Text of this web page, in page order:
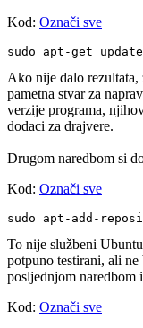
Kod: Označi sve
sudo apt-get
Ako nije dalo rezultata,
pametna stvar za
verzije programa,
dodaci za drajvere.
Drugom naredbom si
Kod: Označi sve
sudo apt-add-
To nije službeni
potpuno testirani, ali
posljednjom naredbom
Kod: Označi sve